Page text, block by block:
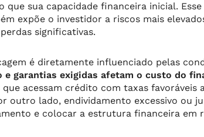
que sua capacidade financeira inicial.
expõe o investidor a riscos mais
significativas.
é diretamente influenciado pelas
e garantias exigidas afetam o custo do
que acessam crédito com taxas favoráveis
outro lado, endividamento excessivo ou
e colocar a estrutura financeira em